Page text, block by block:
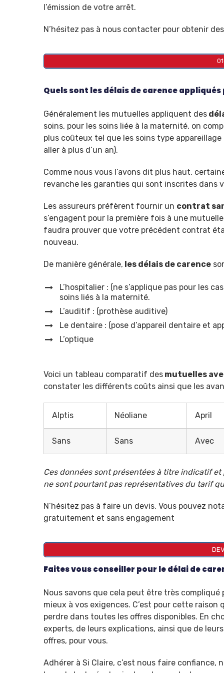
l’émission de votre arrêt.
N’hésitez pas à nous contacter pour obtenir
Quels sont les délais de carence
Généralement les mutuelles appliquent des
soins, pour les soins liée à la maternité, on
plus coûteux tel que les soins type
aller à plus d’un an).
Comme nous vous l’avons dit plus haut,
revanche les garanties qui sont inscrites
Les assureurs préfèrent fournir un contrat
s’engagent pour la première fois à une
faudra prouver que votre précédent contrat
nouveau.
De manière générale, les délais de carence
L’hospitalier : (ne s’applique pas pour les
soins liés à la maternité.
L’auditif : (prothèse auditive)
Le dentaire : (pose d’appareil dentaire et
L’optique
Voici un tableau comparatif des mutuelles
constater les différents coûts ainsi que les
Alptis Néoliane April
Sans Sans Avec
Ces données sont présentées à titre indicatif
ne sont pourtant pas représentatives du tarif
N’hésitez pas à faire un devis. Vous pouvez
gratuitement et sans engagement
Faites vous conseiller pour le délai de
Nous savons que cela peut être très
mieux à vos exigences. C’est pour cette raison
perdre dans toutes les offres disponibles. En
experts, de leurs explications, ainsi que de
offres, pour vous.
Adhérer à Si Claire, c’est nous faire